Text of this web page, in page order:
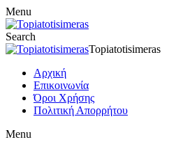
Menu
Search
Topiatotisimeras
Αρχική
Επικοινωνία
Όροι Χρήσης
Πολιτική Απορρήτου
Menu